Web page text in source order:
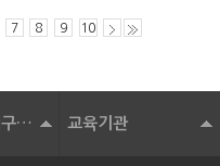
7 8 9 10
외국언론 피해구제기구 교육기관